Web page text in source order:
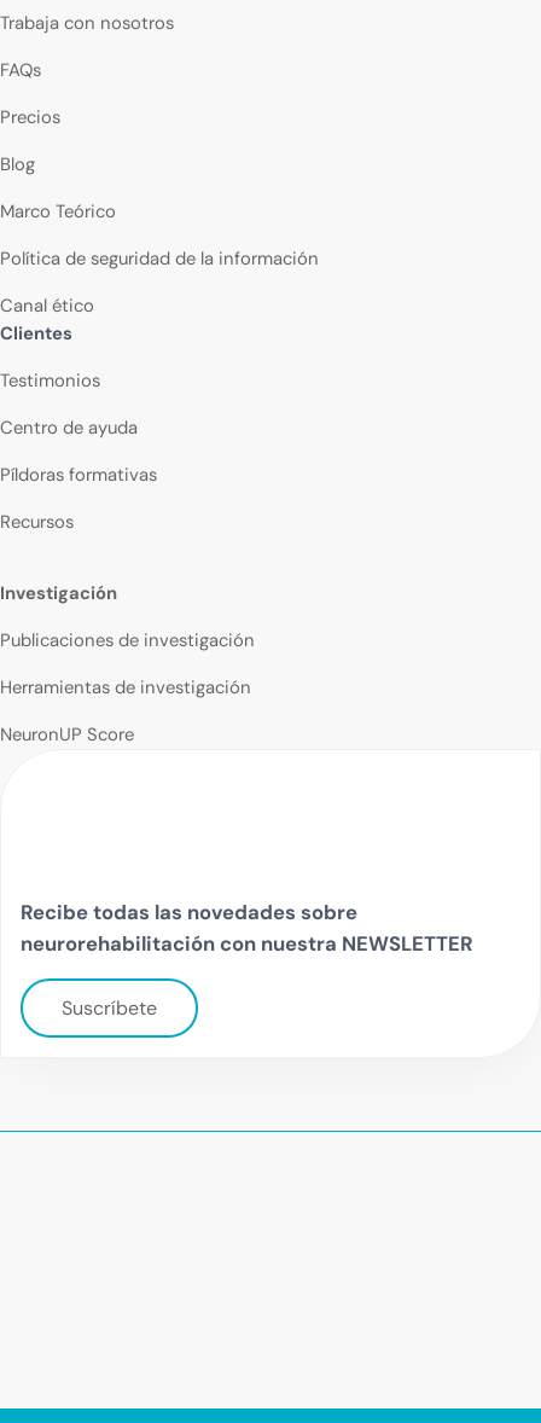
Trabaja con nosotros
FAQs
Precios
Blog
Marco Teórico
Política de seguridad de la información
Canal ético
Clientes
Testimonios
Centro de ayuda
Píldoras formativas
Recursos
Investigación
Publicaciones de investigación
Herramientas de investigación
NeuronUP Score
Recibe todas las novedades sobre
neurorehabilitación con nuestra NEWSLETTER
Suscríbete